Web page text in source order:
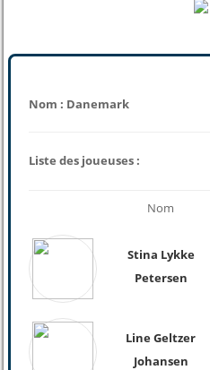
Nom : Danemark
Liste des joueuses :
Nom
Stina Lykke
Petersen
Line Geltzer
Johansen